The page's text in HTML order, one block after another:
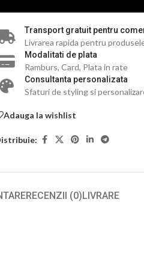
Transport gratuit pentru
Livrarea rapida pentru
Modalitati de plata
Ramburs, Card, Plata in rate
Consultanta personalizata
Sfaturi de styling si
Adauga la wishlist
RECENZII (0)LIVRARE